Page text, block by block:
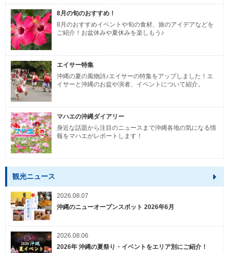
8月の旬のおすすめ！
8月のおすすめイベントや旬の食材、旅のアイデアなどを
ご紹介！お盆休みや夏休みを楽しもう♪
エイサー特集
沖縄の夏の風物詩♪エイサーの特集をアップしました！エ
イサーと沖縄のお盆や演者、イベントについて紹介。
マハエの沖縄ダイアリー
身近な話題から注目のニュースまで沖縄各地の気になる情
報をマハエがレポートします！
観光ニュース
2026.08.07
沖縄のニューオープンスポット 2026年6月
2026.08.06
2026年 沖縄の夏祭り・イベントをエリア別にご紹介！